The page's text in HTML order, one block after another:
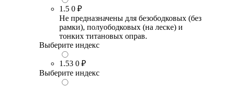
1.5 0 ₽
Не предназначены для безободковых (без
рамки), полуободковых (на леске) и
тонких титановых оправ.
Выберите индекс
1.53 0 ₽
Выберите индекс